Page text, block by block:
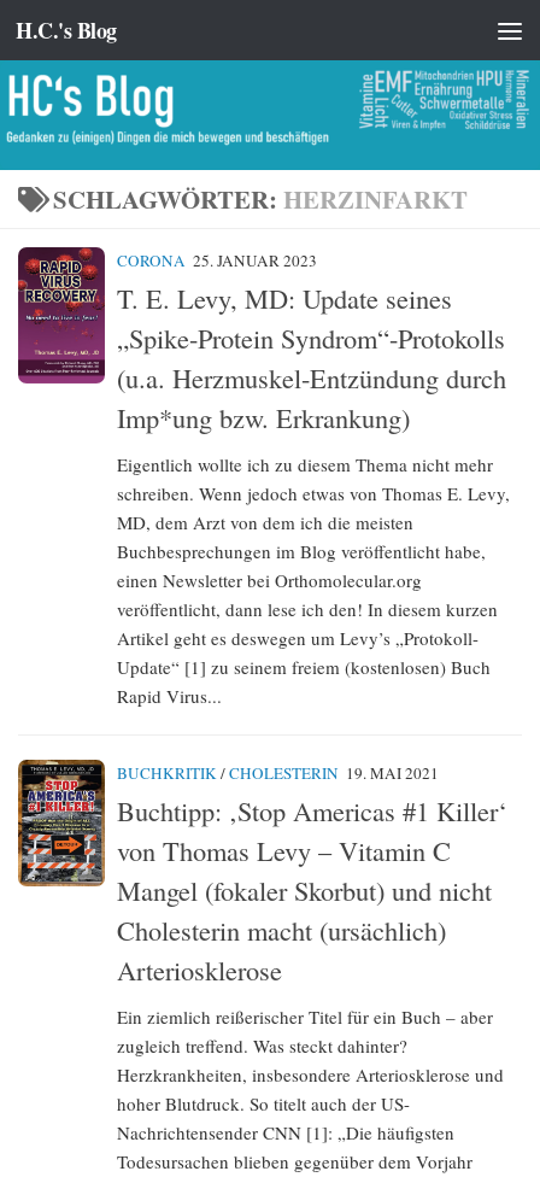
Zum Inhalt springen
H.C.'s Blog
SCHLAGWÖRTER: HERZINFARKT
CORONA 25. JANUAR 2023
T. E. Levy, MD: Update seines
„Spike-Protein Syndrom“-Protokolls
(u.a. Herzmuskel-Entzündung durch
Imp*ung bzw. Erkrankung)
Eigentlich wollte ich zu diesem Thema nicht mehr
schreiben. Wenn jedoch etwas von Thomas E. Levy,
MD, dem Arzt von dem ich die meisten
Buchbesprechungen im Blog veröffentlicht habe,
einen Newsletter bei Orthomolecular.org
veröffentlicht, dann lese ich den! In diesem kurzen
Artikel geht es deswegen um Levy’s „Protokoll-
Update“ [1] zu seinem freiem (kostenlosen) Buch
Rapid Virus...
BUCHKRITIK/CHOLESTERIN 19. MAI 2021
Buchtipp: ‚Stop Americas #1 Killer‘
von Thomas Levy – Vitamin C
Mangel (fokaler Skorbut) und nicht
Cholesterin macht (ursächlich)
Arteriosklerose
Ein ziemlich reißerischer Titel für ein Buch – aber
zugleich treffend. Was steckt dahinter?
Herzkrankheiten, insbesondere Arteriosklerose und
hoher Blutdruck. So titelt auch der US-
Nachrichtensender CNN [1]: „Die häufigsten
Todesursachen blieben gegenüber dem Vorjahr